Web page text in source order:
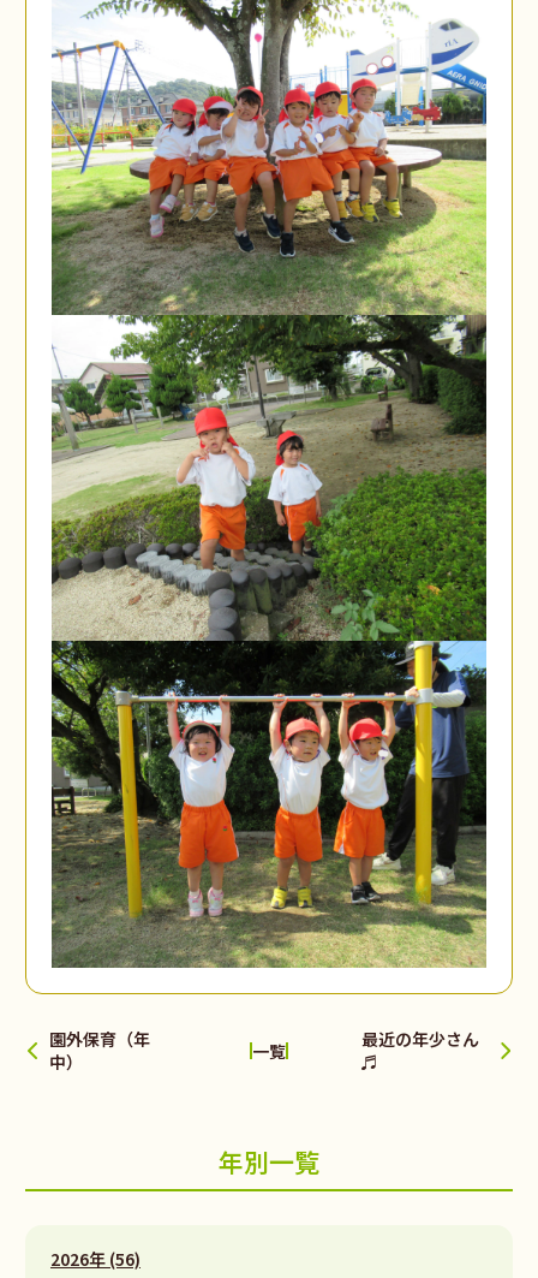
園外保育（年
中）
一覧
最近の年少さん
♬
年別一覧
2026年 (56)